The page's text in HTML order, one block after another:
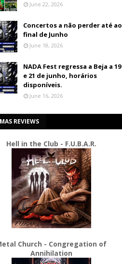
June 22, 2026
Concertos a não perder até ao
final de Junho
June 18, 2026
NADA Fest regressa a Beja a 19
e 21 de junho, horários
disponíveis.
June 16, 2026
REVIEWS
Hell in the Club - F.U.B.A.R.
Church - Congregation of
Annihilation